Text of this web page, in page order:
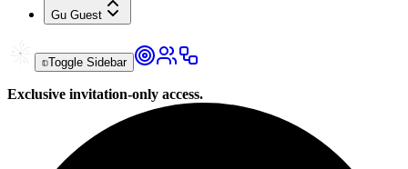
Gu Guest
Toggle Sidebar
Exclusive invitation-only access.